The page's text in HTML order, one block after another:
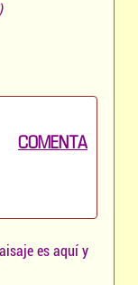
COMENTA
es aquí y